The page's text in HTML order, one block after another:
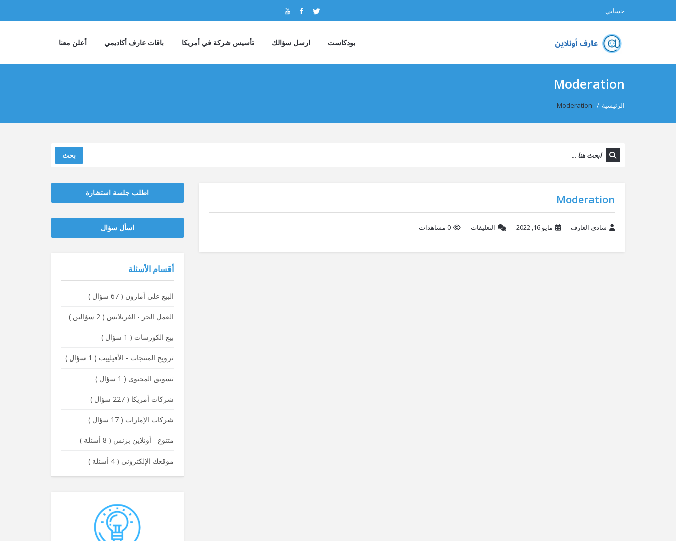
حسابي
بودكاست ارسل سؤالك تأسيس شركة في أمريكا باقات عارف أكاديمي أعلن معنا
Moderation
الرئيسية /
Moderation
بحث
Moderation
شادي العارف مايو 16, 2022 التعليقات 0 مشاهدات
اطلب جلسة استشارة
‫‫اسأل سؤال
أقسام الأسئلة
البيع على أمازون (67 سؤال )
العمل الحر - الفريلانس (2 سؤالين )
بيع الكورسات ( 1 سؤال )
ترويج المنتجات - الأفيلييت ( 1 سؤال )
تسويق المحتوى ( 1 سؤال )
شركات أمريكا (227 سؤال )
شركات الإمارات (17 سؤال )
متنوع - أونلاين بزنس ( 8 أسئلة )
موقعك الإلكتروني (4 أسئلة )